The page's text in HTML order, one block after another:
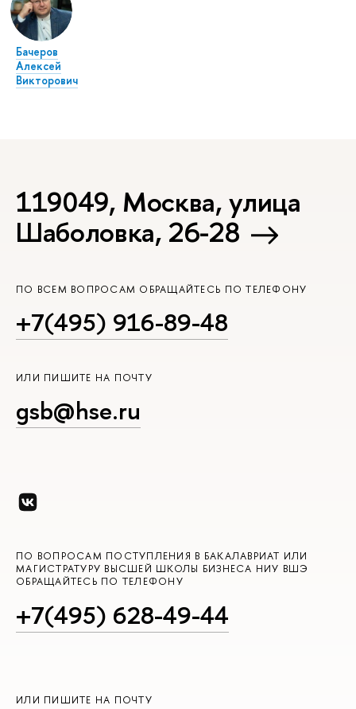
Бачеров
Алексей
Викторович
119049, Москва, улица
Шаболовка, 26-28
ПО ВСЕМ ВОПРОСАМ ОБРАЩАЙТЕСЬ ПО ТЕЛЕФОНУ
+7(495) 916-89-48
ИЛИ ПИШИТЕ НА ПОЧТУ
gsb@hse.ru
ПО ВОПРОСАМ ПОСТУПЛЕНИЯ В БАКАЛАВРИАТ ИЛИ
МАГИСТРАТУРУ ВЫСШЕЙ ШКОЛЫ БИЗНЕСА НИУ ВШЭ
ОБРАЩАЙТЕСЬ ПО ТЕЛЕФОНУ
+7(495) 628-49-44
ИЛИ ПИШИТЕ НА ПОЧТУ